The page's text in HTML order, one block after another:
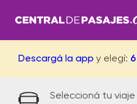
Descargá la app y elegí:
Seleccioná tu viaje